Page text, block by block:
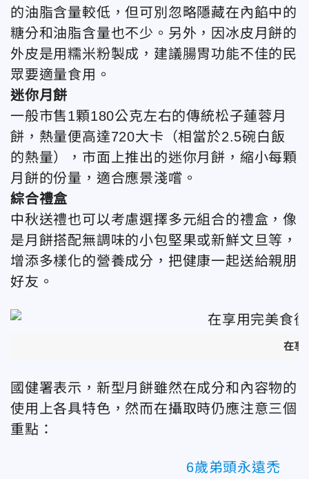
的油脂含量較低，但可別忽略隱藏在內餡中的
糖分和油脂含量也不少。另外，因冰皮月餅的
外皮是用糯米粉製成，建議腸胃功能不佳的民
眾要適量食用。
迷你月餅
一般市售1顆180公克左右的傳統松子蓮蓉月
餅，熱量便高達720大卡（相當於2.5碗白飯
的熱量），市面上推出的迷你月餅，縮小每顆
月餅的份量，適合應景淺嚐。
綜合禮盒
中秋送禮也可以考慮選擇多元組合的禮盒，像
是月餅搭配無調味的小包堅果或新鮮文旦等，
增添多樣化的營養成分，把健康一起送給親朋
好友。
在享
國健署表示， 新型月餅雖然在成分和內容物的
使用上各具特色，然而在攝取時仍應注意三個
重點：
6歲弟頭永遠禿